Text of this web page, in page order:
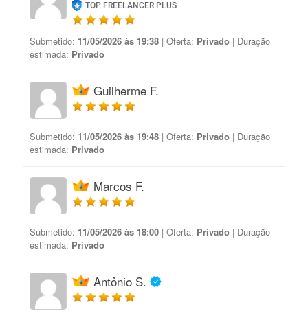
TOP FREELANCER PLUS
Submetido: 11/05/2026 às 19:38 | Oferta: Privado | Duração
estimada: Privado
Guilherme F.
Submetido: 11/05/2026 às 19:48 | Oferta: Privado | Duração
estimada: Privado
Marcos F.
Submetido: 11/05/2026 às 18:00 | Oferta: Privado | Duração
estimada: Privado
Antônio S.